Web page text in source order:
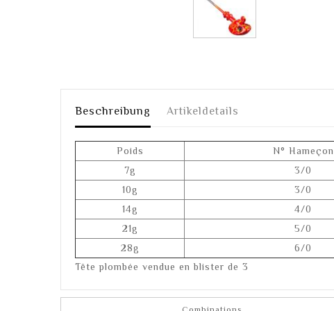
Beschreibung Artikeldetails
Poids
N° Hameçon
7g
3/0
10g
3/0
14g
4/0
21g
5/0
28g
6/0
Tête plombée vendue en blister de 3